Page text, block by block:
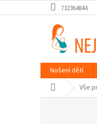
na
732364844
Nošení dětí
Domů Vše